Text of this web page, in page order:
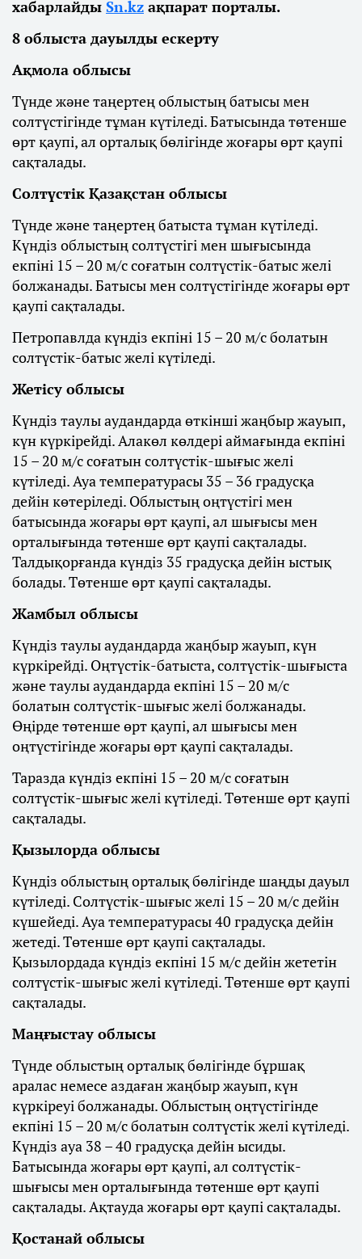
хабарлайды Sn.kz ақпарат порталы.
8 облыста дауылды ескерту
Ақмола облысы
Түнде және таңертең облыстың батысы мен
солтүстігінде тұман күтіледі. Батысында төтенше
өрт қаупі, ал орталық бөлігінде жоғары өрт қаупі
сақталады.
Солтүстік Қазақстан облысы
Түнде және таңертең батыста тұман күтіледі.
Күндіз облыстың солтүстігі мен шығысында
екпіні 15 – 20 м/с соғатын солтүстік-батыс желі
болжанады. Батысы мен солтүстігінде жоғары өрт
қаупі сақталады.
Петропавлда күндіз екпіні 15 – 20 м/с болатын
солтүстік-батыс желі күтіледі.
Жетісу облысы
Күндіз таулы аудандарда өткінші жаңбыр жауып,
күн күркірейді. Алакөл көлдері аймағында екпіні
15 – 20 м/с соғатын солтүстік-шығыс желі
күтіледі. Ауа температурасы 35 – 36 градусқа
дейін көтеріледі. Облыстың оңтүстігі мен
батысында жоғары өрт қаупі, ал шығысы мен
орталығында төтенше өрт қаупі сақталады.
Талдықорғанда күндіз 35 градусқа дейін ыстық
болады. Төтенше өрт қаупі сақталады.
Жамбыл облысы
Күндіз таулы аудандарда жаңбыр жауып, күн
күркірейді. Оңтүстік-батыста, солтүстік-шығыста
және таулы аудандарда екпіні 15 – 20 м/с
болатын солтүстік-шығыс желі болжанады.
Өңірде төтенше өрт қаупі, ал шығысы мен
оңтүстігінде жоғары өрт қаупі сақталады.
Таразда күндіз екпіні 15 – 20 м/с соғатын
солтүстік-шығыс желі күтіледі. Төтенше өрт қаупі
сақталады.
Қызылорда облысы
Күндіз облыстың орталық бөлігінде шаңды дауыл
күтіледі. Солтүстік-шығыс желі 15 – 20 м/с дейін
күшейеді. Ауа температурасы 40 градусқа дейін
жетеді. Төтенше өрт қаупі сақталады.
Қызылордада күндіз екпіні 15 м/с дейін жететін
солтүстік-шығыс желі күтіледі. Төтенше өрт қаупі
сақталады.
Маңғыстау облысы
Түнде облыстың орталық бөлігінде бұршақ
аралас немесе аздаған жаңбыр жауып, күн
күркіреуі болжанады. Облыстың оңтүстігінде
екпіні 15 – 20 м/с болатын солтүстік желі күтіледі.
Күндіз ауа 38 – 40 градусқа дейін ысиды.
Батысында жоғары өрт қаупі, ал солтүстік-
шығысы мен орталығында төтенше өрт қаупі
сақталады. Ақтауда жоғары өрт қаупі сақталады.
Қостанай облысы